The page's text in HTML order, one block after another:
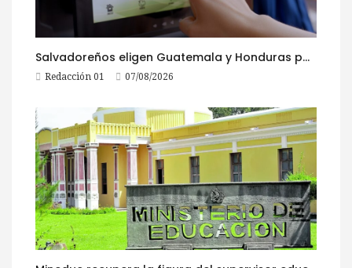
Salvadoreños eligen Guatemala y Honduras para viajar durante las Fiestas Agostinas
Redacción 01 07/08/2026